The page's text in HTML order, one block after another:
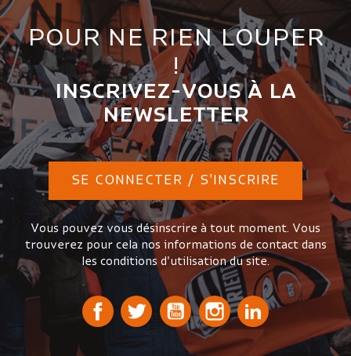
POUR NE RIEN LOUPER
!
INSCRIVEZ-VOUS À LA
NEWSLETTER
SE CONNECTER / S'INSCRIRE
Vous pouvez vous désinscrire à tout moment. Vous
trouverez pour cela nos informations de contact dans
les conditions d'utilisation du site.